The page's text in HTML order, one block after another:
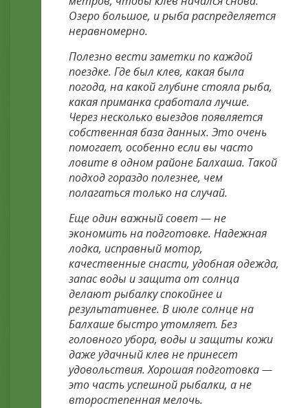
Озеро большое, и рыба распределяется
неравномерно.
Полезно вести заметки по каждой
поездке. Где был клев, какая была
погода, на какой глубине стояла рыба,
какая приманка сработала лучше.
Через несколько выездов появляется
собственная база данных. Это очень
помогает, особенно если вы часто
ловите в одном районе Балхаша. Такой
подход гораздо полезнее, чем
полагаться только на случай.
Еще один важный совет — не
экономить на подготовке. Надежная
лодка, исправный мотор,
качественные снасти, удобная одежда,
запас воды и защита от солнца
делают рыбалку спокойнее и
результативнее. В июле солнце на
Балхаше быстро утомляет. Без
головного убора, воды и защиты кожи
даже удачный клев не принесет
удовольствия. Хорошая подготовка —
это часть успешной рыбалки, а не
второстепенная мелочь.